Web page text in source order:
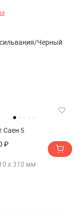
Саен 5
₽
х310 мм